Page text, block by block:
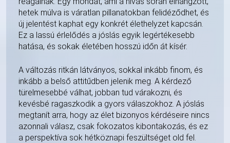
hetek múlva is váratlan pillanatokban felidéződhet, és
új jelentést kaphat egy konkrét élethelyzet kapcsán.
Ez a lassú érlelődés a jóslás egyik legértékesebb
hatása, és sokak életében hosszú időn át kísér.
A változás ritkán látványos, sokkal inkább finom, és
inkább a belső attitűdben jelenik meg. A kérdező
türelmesebbé válhat, jobban tud várakozni, és
kevésbé ragaszkodik a gyors válaszokhoz. A jóslás
megtanít arra, hogy az élet bizonyos kérdéseire nincs
azonnali válasz, csak fokozatos kibontakozás, és ez
a perspektíva sok hétköznapi feszültséget old fel.